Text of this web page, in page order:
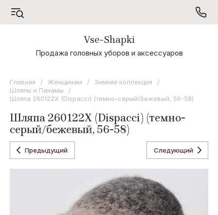
А - Я
Odyssey
Коллекция
Коллекция
Flamenco
Коллекция
Noryalli
Vse-Shapki
Продажа головных уборов и аксессуаров
Главная / Женщинам / Зимняя коллекция
/
Шляпы и Панамы
/
Шляпа 260122X (Dispacci) (темно-серый/бежевый, 56-58)
Шляпа 260122X (Dispacci) (темно-
серый/бежевый, 56-58)
Предыдущий Следующий